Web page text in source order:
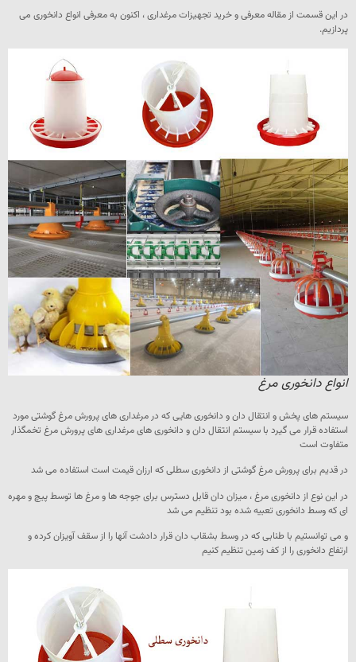
در این قسمت از مقاله معرفی و خرید تجهیزات مرغداری ، اکنون به معرفی انواع دانخوری می
پردازیم.
انواع دانخوری مرغ
سیستم های پخش و انتقال دان و دانخوری هایی که در مرغداری های پرورش مرغ گوشتی مورد
استفاده قرار می گیرد با سیستم انتقال دان و دانخوری های مرغداری های پرورش مرغ تخمگذار
متفاوت است
در قدیم برای پرورش مرغ گوشتی از دانخوری سطلی که ارزان قیمت است استفاده می شد
در این نوع از دانخوری مرغ ، میزان دان قابل دسترس برای جوجه ها و مرغ ها توسط پیچ و مهره
ای که وسط دانخوری تعبیه شده بود تنظیم می شد
و می توانستیم با طنابی که در وسط بشقاب دان قرار دادشت آنها را از سقف آویزان کرده و
ارتفاع دانخوری را از کف زمین تنظیم کنیم